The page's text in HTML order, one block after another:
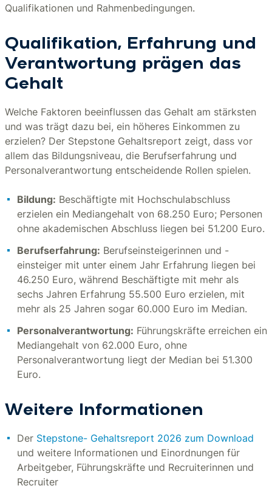
Qualifikationen und Rahmenbedingungen.
Qualifikation, Erfahrung und
Verantwortung prägen das
Gehalt
Welche Faktoren beeinflussen das Gehalt am stärksten
und was trägt dazu bei, ein höheres Einkommen zu
erzielen? Der Stepstone Gehaltsreport zeigt, dass vor
allem das Bildungsniveau, die Berufserfahrung und
Personalverantwortung entscheidende Rollen spielen.
Bildung: Beschäftigte mit Hochschulabschluss
erzielen ein Mediangehalt von 68.250 Euro; Personen
ohne akademischen Abschluss liegen bei 51.200 Euro.
Berufserfahrung: Berufseinsteigerinnen und -
einsteiger mit unter einem Jahr Erfahrung liegen bei
46.250 Euro, während Beschäftigte mit mehr als
sechs Jahren Erfahrung 55.500 Euro erzielen, mit
mehr als 25 Jahren sogar 60.000 Euro im Median.
Personalverantwortung: Führungskräfte erreichen ein
Mediangehalt von 62.000 Euro, ohne
Personalverantwortung liegt der Median bei 51.300
Euro.
Weitere Informationen
Der Stepstone- Gehaltsreport 2026 zum Download
und weitere Informationen und Einordnungen für
Arbeitgeber, Führungskräfte und Recruiterinnen und
Recruiter